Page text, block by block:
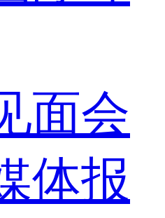
面会
体报